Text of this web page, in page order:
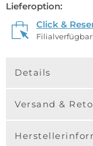
Lieferoption:
Click &
Details
Versand &